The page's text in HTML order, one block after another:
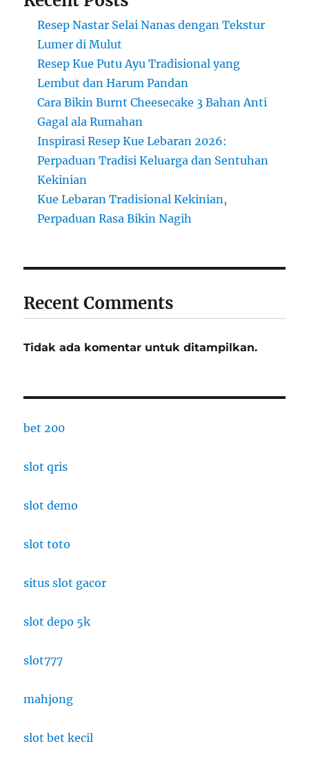
Resep Nastar Selai Nanas dengan Tekstur
Lumer di Mulut
Resep Kue Putu Ayu Tradisional yang
Lembut dan Harum Pandan
Cara Bikin Burnt Cheesecake 3 Bahan Anti
Gagal ala Rumahan
Inspirasi Resep Kue Lebaran 2026:
Perpaduan Tradisi Keluarga dan Sentuhan
Kekinian
Kue Lebaran Tradisional Kekinian,
Perpaduan Rasa Bikin Nagih
Recent Comments
Tidak ada komentar untuk ditampilkan.
bet 200
slot qris
slot demo
slot toto
situs slot gacor
slot depo 5k
slot777
mahjong
slot bet kecil